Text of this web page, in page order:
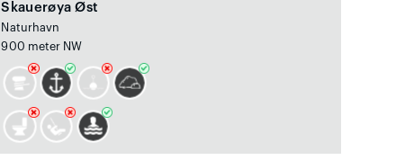
Skauerøya Øst
Naturhavn
900 meter NW